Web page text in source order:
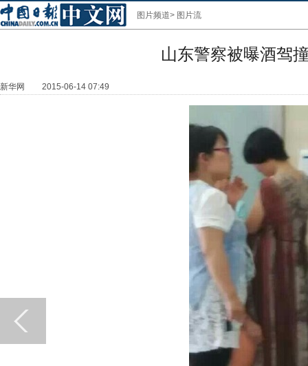
图片频道> 图片流
山东警察被曝酒驾
新华网 2015-06-14 07:49